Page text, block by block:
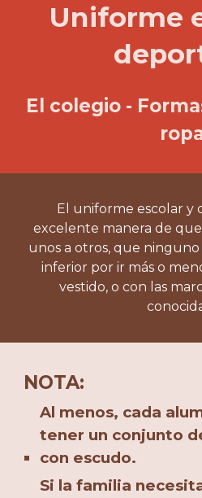
Uniforme
El colegio -
El uniforme escolar y
excelente manera de
unos a otros, que
inferior por ir más o
vestido, o con las
NOTA:
Al menos, cada
tener un conjunto
con escudo.
Si la familia